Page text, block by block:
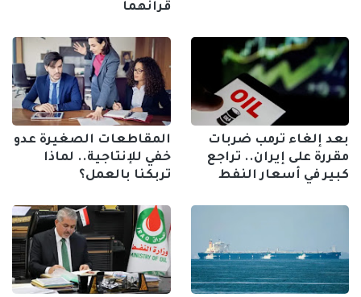
قرانهما
بعد إلغاء ترمب ضربات
مقررة على إيران.. تراجع
كبير في أسعار النفط
المقاطعات الصغيرة عدو
خفي للإنتاجية.. لماذا
تربكنا بالعمل؟